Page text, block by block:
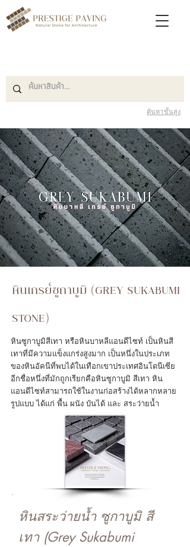
ค้นหาขั้นสูง
หินเกรย์ซูกาบูมิ (GREY SUKABUMI
STONE)
หินซูกาบูมิสีเทา หรือหินบาหลีแอนดีไซท์ เป็นหินสี
เทาที่มีความแข็งแกร่งสูงมาก เป็นหนึ่งในประเภท
ของหินอัคนีที่พบได้ในเทือกเขาประเทศอินโดนีเซีย
อีกชื่อหนึ่งที่มักถูกเรียกคือหินซูกาบูมิ สีเทา หิน
แอนดีไซท์สามารถใช้ในงานก่อสร้างได้หลากหลาย
รูปแบบ ได้แก่ พื้น ผนัง บันได้ และ สระว่ายน้ำ
หินสระว่ายน้ำ ซูกาบูมิ สี
เทา (Grey Sukabumi